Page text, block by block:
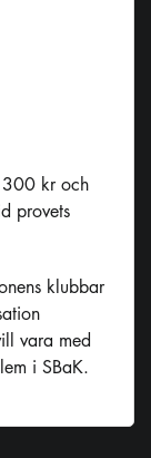
300 kr och
provets
klubbar
vara med
i SBaK.